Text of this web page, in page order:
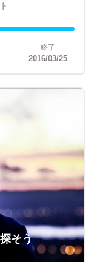
終了
2016/03/25
そう